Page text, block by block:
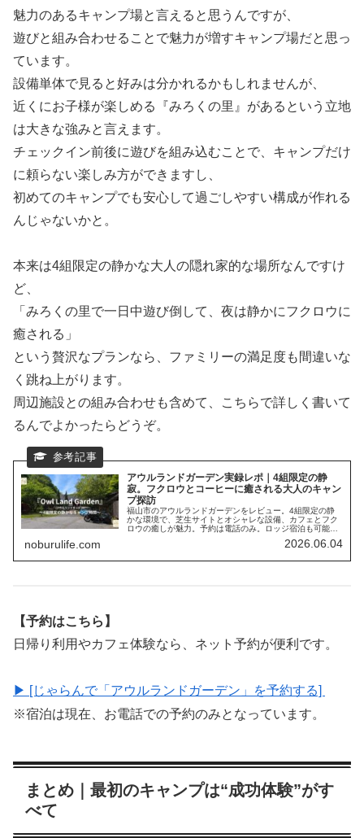
魅力のあるキャンプ場と言えると思うんですが、
遊びと組み合わせることで魅力が増すキャンプ場だと思っ
ています。
設備単体で見ると好みは分かれるかもしれませんが、
近くにお子様が楽しめる『みろくの里』があるという立地
は大きな強みと言えます。
チェックイン前後に遊びを組み込むことで、キャンプだけ
に頼らない楽しみ方ができますし、
初めてのキャンプでも安心して過ごしやすい構成が作れる
んじゃないかと。
本来は4組限定の静かな大人の隠れ家的な場所なんですけ
ど、
「みろくの里で一日中遊び倒して、夜は静かにフクロウに
癒される」
という贅沢なプランなら、ファミリーの満足度も間違いな
く跳ね上がります。
周辺施設との組み合わせも含めて、こちらで詳しく書いて
るんでよかったらどうぞ。
アウルランドガーデン実録レポ｜4組限定の静
寂。フクロウとコーヒーに癒される大人のキャン
プ探訪
福山市のアウルランドガーデンをレビュー。4組限定の静
かな環境で、芝生サイトとオシャレな設備、カフェとフク
ロウの癒しが魅力。予約は電話のみ。ロッジ宿泊も可能
noburulife.com 2026.06.04
【予約はこちら】
日帰り利用やカフェ体験なら、ネット予約が便利です。
▶ [じゃらんで「アウルランドガーデン」を予約する]
※宿泊は現在、お電話での予約のみとなっています。
まとめ｜最初のキャンプは“成功体験”がす
べて